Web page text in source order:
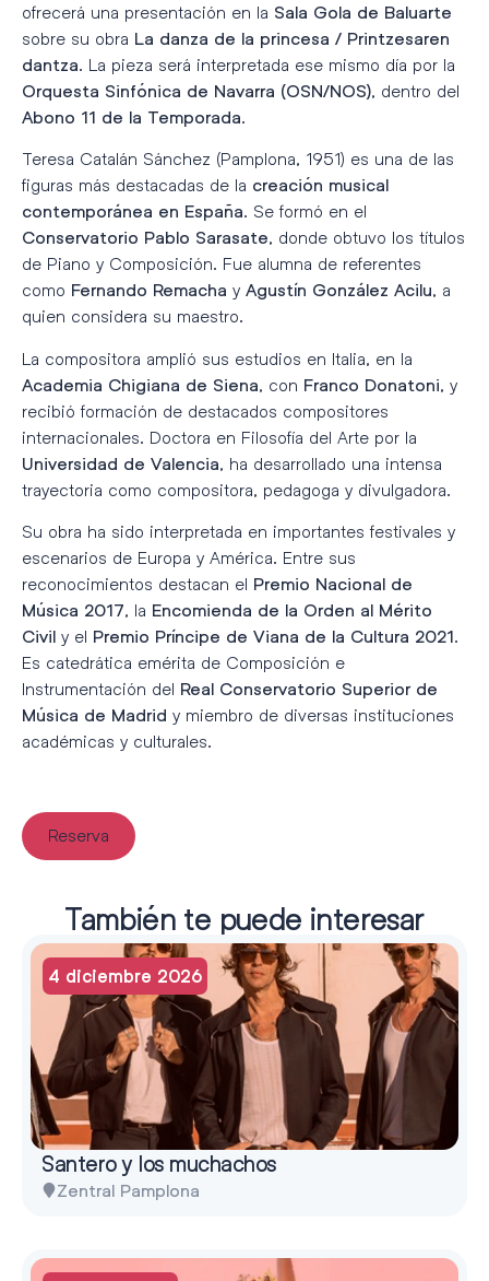
ofrecerá una presentación en la Sala Gola de Baluarte
sobre su obra La danza de la princesa / Printzesaren
dantza. La pieza será interpretada ese mismo día por la
Orquesta Sinfónica de Navarra (OSN/NOS), dentro del
Abono 11 de la Temporada.
Teresa Catalán Sánchez (Pamplona, 1951) es una de las
figuras más destacadas de la creación musical
contemporánea en España. Se formó en el
Conservatorio Pablo Sarasate, donde obtuvo los títulos
de Piano y Composición. Fue alumna de referentes
como Fernando Remacha y Agustín González Acilu, a
quien considera su maestro.
La compositora amplió sus estudios en Italia, en la
Academia Chigiana de Siena , con Franco Donatoni , y
recibió formación de destacados compositores
internacionales. Doctora en Filosofía del Arte por la
Universidad de Valencia , ha desarrollado una intensa
trayectoria como compositora, pedagoga y divulgadora.
Su obra ha sido interpretada en importantes festivales y
escenarios de Europa y América. Entre sus
reconocimientos destacan el Premio Nacional de
Música 2017, la Encomienda de la Orden al Mérito
Civil y el Premio Príncipe de Viana de la Cultura 2021.
Es catedrática emérita de Composición e
Instrumentación del Real Conservatorio Superior de
Música de Madrid y miembro de diversas instituciones
académicas y culturales.
Reserva
También te puede interesar
4 diciembre 2026
Santero y los muchachos
Zentral Pamplona